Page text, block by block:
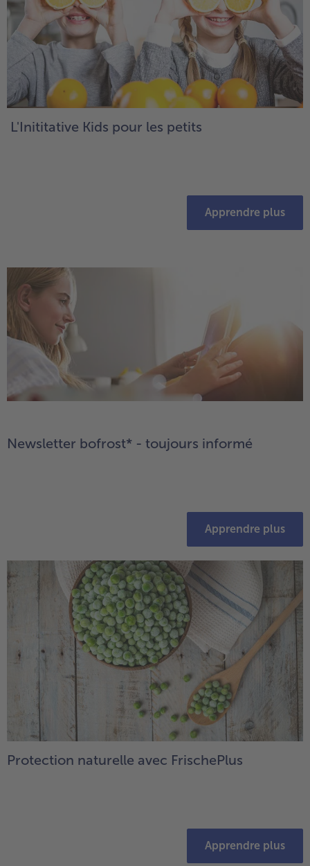
L'Inititative Kids pour les petits
Apprendre plus
Newsletter bofrost* - toujours informé
Apprendre plus
Protection naturelle avec FrischePlus
Apprendre plus